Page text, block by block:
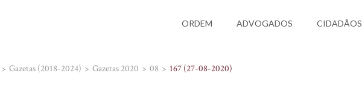
ORDEM ADVOGADOS CIDADÃOS
Gazetas (2018-2024) Gazetas 2020 08 167 (27-08-2020)